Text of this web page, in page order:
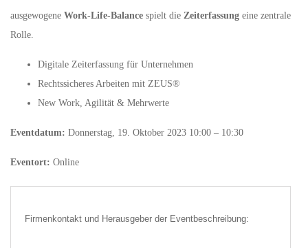
ausgewogene Work-Life-Balance spielt die Zeiterfassung eine zentrale
Rolle.
Digitale Zeiterfassung für Unternehmen
Rechtssicheres Arbeiten mit ZEUS®
New Work, Agilität & Mehrwerte
Eventdatum: Donnerstag, 19. Oktober 2023 10:00 – 10:30
Eventort: Online
Firmenkontakt und Herausgeber der Eventbeschreibung: